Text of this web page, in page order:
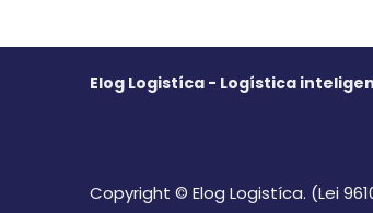
Elog Logistíca - Logística
Copyright © Elog Logistíca. (Lei